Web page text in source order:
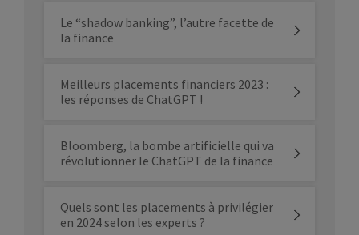
Le “shadow banking”, l’autre facette de
la finance
Meilleurs placements financiers 2023 :
les réponses de ChatGPT !
Bloomberg, la bombe artificielle qui va
révolutionner le ChatGPT de la finance
Quels sont les placements à privilégier
en 2024 selon les experts ?